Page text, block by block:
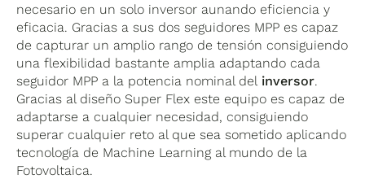
necesario en un solo inversor aunando eficiencia y
eficacia. Gracias a sus dos seguidores MPP es capaz
de capturar un amplio rango de tensión consiguiendo
una flexibilidad bastante amplia adaptando cada
seguidor MPP a la potencia nominal del inversor.
Gracias al diseño Super Flex este equipo es capaz de
adaptarse a cualquier necesidad, consiguiendo
superar cualquier reto al que sea sometido aplicando
tecnología de Machine Learning al mundo de la
Fotovoltaica.